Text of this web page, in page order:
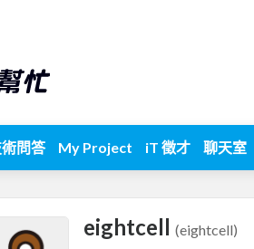
問答 My Project iT 徵才 聊天室
eightcell (eightcell)